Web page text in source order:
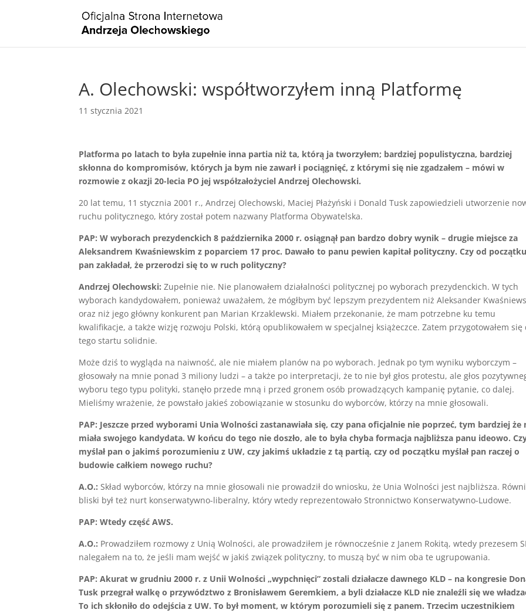
A. Olechowski: współtworzyłem inną Platformę
11 stycznia 2021
Platforma po latach to była zupełnie inna partia niż ta, którą ja tworzyłem; bardziej populistyczna, bardziej
skłonna do kompromisów, których ja bym nie zawarł i pociągnięć, z którymi się nie zgadzałem – mówi w
rozmowie z okazji 20-lecia PO jej współzałożyciel Andrzej Olechowski.
20 lat temu, 11 stycznia 2001 r., Andrzej Olechowski, Maciej Płażyński i Donald Tusk zapowiedzieli utworzenie
ruchu politycznego, który został potem nazwany Platforma Obywatelska.
PAP: W wyborach prezydenckich 8 października 2000 r. osiągnął pan bardzo dobry wynik – drugie miejsce za
Aleksandrem Kwaśniewskim z poparciem 17 proc. Dawało to panu pewien kapitał polityczny. Czy od początku
pan zakładał, że przerodzi się to w ruch polityczny?
Andrzej Olechowski: Zupełnie nie. Nie planowałem działalności politycznej po wyborach prezydenckich. W tych
wyborach kandydowałem, ponieważ uważałem, że mógłbym być lepszym prezydentem niż Aleksander
oraz niż jego główny konkurent pan Marian Krzaklewski. Miałem przekonanie, że mam potrzebne ku temu
kwalifikacje, a także wizję rozwoju Polski, którą opublikowałem w specjalnej książeczce. Zatem przygotowałem się
tego startu solidnie.
Może dziś to wygląda na naiwność, ale nie miałem planów na po wyborach. Jednak po tym wyniku wyborczym –
głosowały na mnie ponad 3 miliony ludzi – a także po interpretacji, że to nie był głos protestu, ale głos
wyboru tego typu polityki, stanęło przede mną i przed gronem osób prowadzących kampanię pytanie, co dalej.
Mieliśmy wrażenie, że powstało jakieś zobowiązanie w stosunku do wyborców, którzy na mnie głosowali.
PAP: Jeszcze przed wyborami Unia Wolności zastanawiała się, czy pana oficjalnie nie poprzeć, tym bardziej że
miała swojego kandydata. W końcu do tego nie doszło, ale to była chyba formacja najbliższa panu ideowo.
myślał pan o jakimś porozumieniu z UW, czy jakimś układzie z tą partią, czy od początku myślał pan raczej o
budowie całkiem nowego ruchu?
A.O.: Skład wyborców, którzy na mnie głosowali nie prowadził do wniosku, że Unia Wolności jest najbliższa.
bliski był też nurt konserwatywno-liberalny, który wtedy reprezentowało Stronnictwo Konserwatywno-Ludowe.
PAP: Wtedy część AWS.
A.O.: Prowadziłem rozmowy z Unią Wolności, ale prowadziłem je równocześnie z Janem Rokitą, wtedy prezesem
nalegałem na to, że jeśli mam wejść w jakiś związek polityczny, to muszą być w nim oba te ugrupowania.
PAP: Akurat w grudniu 2000 r. z Unii Wolności „wypchnięci” zostali działacze dawnego KLD – na kongresie
Tusk przegrał walkę o przywództwo z Bronisławem Geremkiem, a byli działacze KLD nie znaleźli się we
To ich skłoniło do odejścia z UW. To był moment, w którym porozumieli się z panem. Trzecim uczestnikiem